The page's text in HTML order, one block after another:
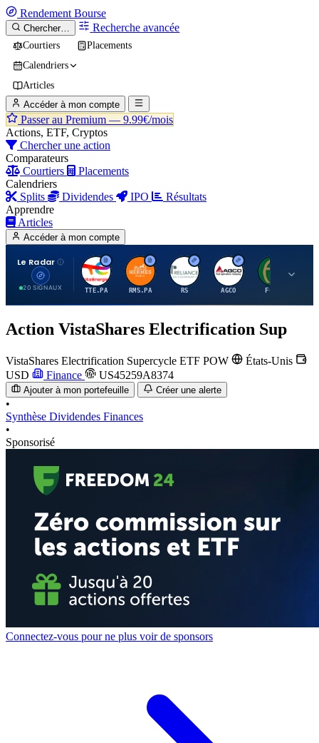
Rendement Bourse
Chercher… Recherche avancée
Courtiers
Placements
Calendriers
Articles
Accéder à mon compte
Passer au Premium — 9.99€/mois
Actions, ETF, Cryptos
Chercher une action
Comparateurs
Courtiers
Placements
Calendriers
Splits
Dividendes IPO
Résultats
Apprendre
Articles
Accéder à mon compte
Le Radar
20 SIGNAUX
T
TTE.PA
H
RMS.PA
R
RS
A
AGCO FCFS
Action VistaShares Electrification Sup
VistaShares Electrification Supercycle ETF POW
États-Unis
USD
Finance US45259A8374
Ajouter à mon portefeuille Créer une alerte
•
Synthèse Dividendes Finances
•
Sponsorisé
Connectez-vous pour ne plus voir de sponsors